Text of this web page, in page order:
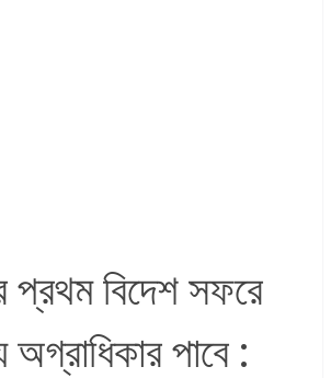
প্রথম বিদেশ সফরে
অগ্রাধিকার পাবে :